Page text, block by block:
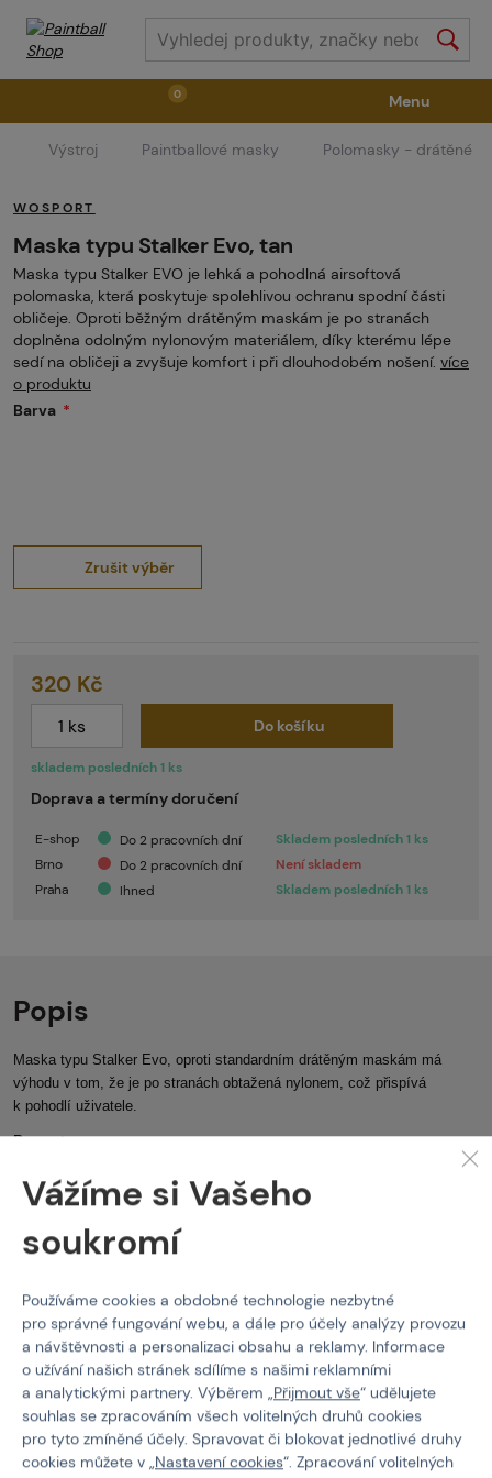
0
Zbraně Příslušenství ke zbraním Výstroj
Střelivo Masky Vzduch / CO2
Díly pro značkovače / Hřiště Oblečení / Obuv
Pyrotechnika
Menu
Výstroj Paintballové masky Polomasky - drátěné
WOSPORT
Maska typu Stalker Evo, tan
Maska typu Stalker EVO je lehká a pohodlná airsoftová
polomaska, která poskytuje spolehlivou ochranu spodní části
obličeje. Oproti běžným drátěným maskám je po stranách
doplněna odolným nylonovým materiálem, díky kterému lépe
sedí na obličeji a zvyšuje komfort i při dlouhodobém nošení. více
o produktu
Barva
Zrušit výběr
skladem posledních 1 ks
320 Kč
Do košíku
Doprava a termíny doručení
E-shop Do 2 pracovních dní
Skladem posledních 1 ks
Brno
Do 2 pracovních dní
Není skladem
Praha
Ihned Skladem posledních 1 ks
Popis
Maska typu Stalker Evo, oproti standardním drátěným maskám má
výhodu v tom, že je po stranách obtažená nylonem, což přispívá
k pohodlí uživatele.
Barva:tan
Polomasky - drátěné Wosport
Kód produktu
Barva
Vážíme si Vašeho
soukromí
Používáme cookies a obdobné technologie nezbytné
pro správné fungování webu, a dále pro účely analýzy provozu
a návštěvnosti a personalizaci obsahu a reklamy. Informace
o užívání našich stránek sdílíme s našimi reklamními
a analytickými partnery. Výběrem „Přijmout vše“ udělujete
souhlas se zpracováním všech volitelných druhů cookies
pro tyto zmíněné účely. Spravovat či blokovat jednotlivé druhy
cookies můžete v „Nastavení cookies“. Zpracování volitelných